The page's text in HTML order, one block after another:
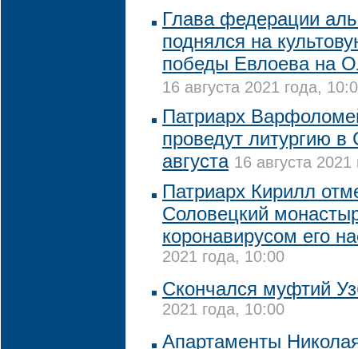
Глава федерации
поднялся на
победы Евлоева на
16 августа 2021 года,
Патриарх
проведут литургию
августа 16 августа
Патриарх Кирилл
Соловецкий
коронавирусом его
2021 года, 10:00
Скончался муфтий
2021 года, 10:00
Апартаменты